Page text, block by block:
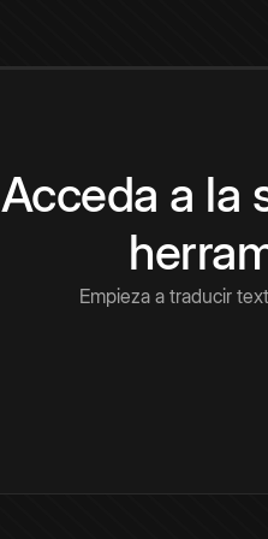
Acceda a la
Empieza a traducir